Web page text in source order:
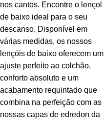
nos cantos. Encontre o lençol
de baixo ideal para o seu
descanso. Disponível em
várias medidas, os nossos
lençóis de baixo oferecem um
ajuste perfeito ao colchão,
conforto absoluto e um
acabamento requintado que
combina na perfeição com as
nossas capas de edredon da